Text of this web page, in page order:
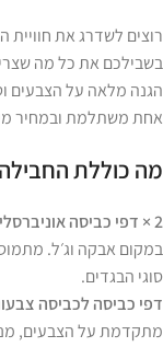
רוצים לשדרג את
בשבילכם את כל מה
הגנה מלאה על הצבעים
אחת משתלמת ובמחיר
מה כוללת
2 × דפי כביסה אוניברסליים (כ-40 כביסות כל אחת)
סוגי הבגדים.
דפי כביסה לכביסה צבעונית (כ-
מתקדמת על הצבעים,